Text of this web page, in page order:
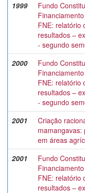
1999
Fundo
FNE: relatório
resultados –
- segundo
2000
Fundo
FNE: relatório
resultados –
- segundo
2001
Criação
mamangavas:
em áreas
2001
Fundo
FNE: relatório
resultados –